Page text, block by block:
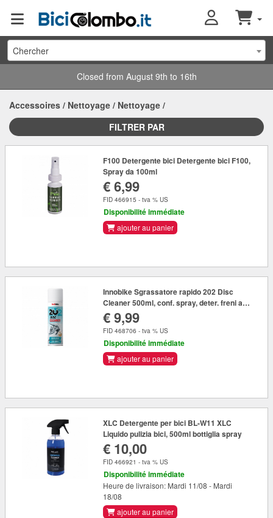
Chercher
Closed from August 9th to 16th
Accessoires / Nettoyage / Nettoyage /
FILTRER PAR
F100 Detergente bici Detergente bici F100,
Spray da 100ml
€ 6,99
FID 466915 - tva % US
Disponibilité immédiate
ajouter au panier
Innobike Sgrassatore rapido 202 Disc
Cleaner 500ml, conf. spray, deter. freni a
disco
€ 9,99
FID 468706 - tva % US
Disponibilité immédiate
ajouter au panier
XLC Detergente per bici BL-W11 XLC
Liquido pulizia bici, 500ml bottiglia spray
€ 10,00
FID 466921 - tva % US
Disponibilité immédiate
Heure de livraison: Mardi 11/08 - Mardi
18/08
ajouter au panier